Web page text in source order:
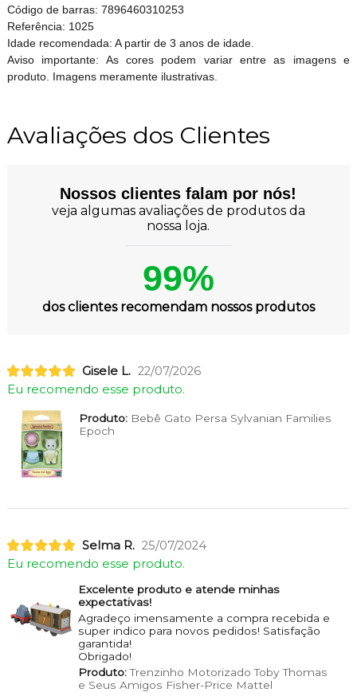
Código de barras: 7896460310253
Referência: 1025
Idade recomendada: A partir de 3 anos de idade.
Aviso importante: As cores podem variar entre as imagens e
produto. Imagens meramente ilustrativas.
Avaliações dos Clientes
Nossos clientes falam por nós!
veja algumas avaliações de produtos da
nossa loja.
99%
dos clientes recomendam nossos produtos
Gisele L. 22/07/2026
Eu recomendo esse produto.
Produto:Bebê Gato Persa Sylvanian Families
Epoch
Selma R. 25/07/2024
Eu recomendo esse produto.
Excelente produto e atende minhas
expectativas!
Agradeço imensamente a compra recebida e
super indico para novos pedidos! Satisfação
garantida!
Obrigado!
Produto:Trenzinho Motorizado Toby Thomas
e Seus Amigos Fisher-Price Mattel